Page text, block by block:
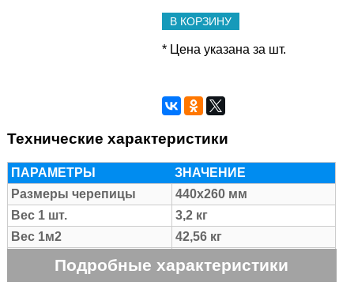
В КОРЗИНУ
* Цена указана за шт.
Технические характеристики
ПАРАМЕТРЫ
ЗНАЧЕНИЕ
Размеры черепицы
440х260 мм
Вес 1 шт.
3,2 кг
Вес 1м2
42,56 кг
Расход на м2
Полезная ширина
23,4 см
Подробные характеристики